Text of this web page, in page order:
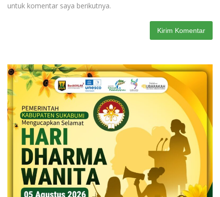
untuk komentar saya berikutnya.